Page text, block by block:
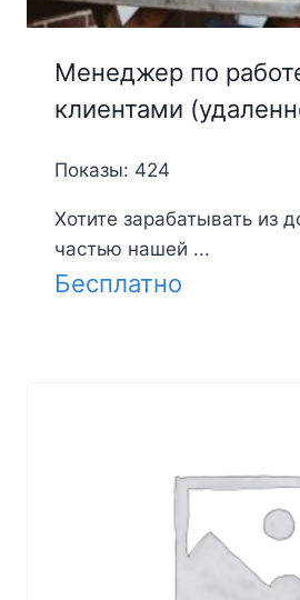
Менеджер по
клиентами
Показы: 424
Хотите зарабатывать из
частью нашей ...
Бесплатно